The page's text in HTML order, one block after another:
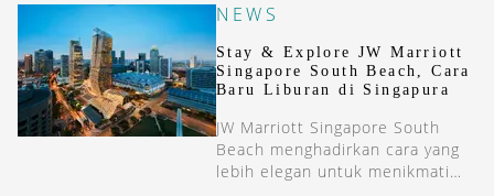
NEWS
Stay & Explore JW Marriott
Singapore South Beach, Cara
Baru Liburan di Singapura
JW Marriott Singapore South
Beach menghadirkan cara yang
lebih elegan untuk menikmati